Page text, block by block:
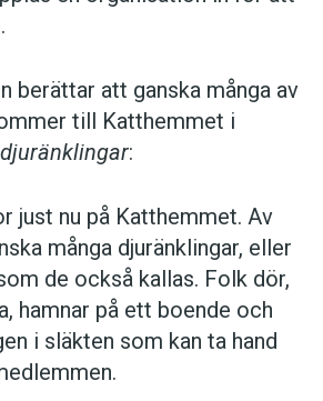
berättar att ganska många av
till Katthemmet i
djuränklingar:
just nu på Katthemmet. Av
många djuränklingar, eller
de också kallas. Folk dör,
hamnar på ett boende och
i släkten som kan ta hand